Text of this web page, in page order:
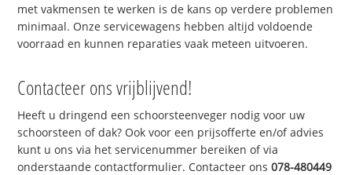
met vakmensen te werken is de kans op verdere problemen
minimaal. Onze servicewagens hebben altijd voldoende
voorraad en kunnen reparaties vaak meteen uitvoeren.
Contacteer ons vrijblijvend!
Heeft u dringend een schoorsteenveger nodig voor uw
schoorsteen of dak? Ook voor een prijsofferte en/of advies
kunt u ons via het servicenummer bereiken of via
onderstaande contactformulier. Contacteer ons078-480449